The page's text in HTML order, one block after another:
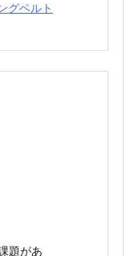
グベルト
題があ